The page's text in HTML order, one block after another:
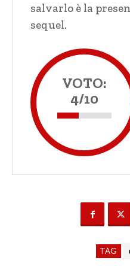
salvarlo è la
sequel.
VOTO:
4/10
TAG